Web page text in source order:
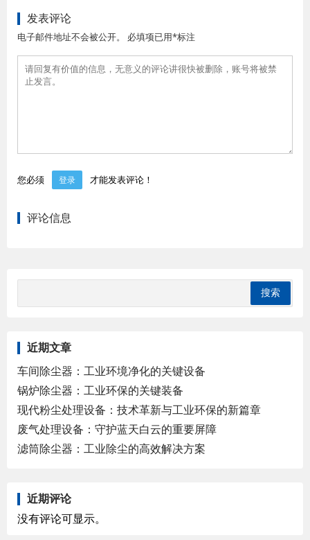
发表评论
电子邮件地址不会被公开。 必填项已用*标注
您必须 登录 才能发表评论！
评论信息
近期文章
车间除尘器：工业环境净化的关键设备
锅炉除尘器：工业环保的关键装备
现代粉尘处理设备：技术革新与工业环保的新篇章
废气处理设备：守护蓝天白云的重要屏障
滤筒除尘器：工业除尘的高效解决方案
近期评论
没有评论可显示。